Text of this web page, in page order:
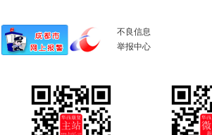
不良信息
举报中心